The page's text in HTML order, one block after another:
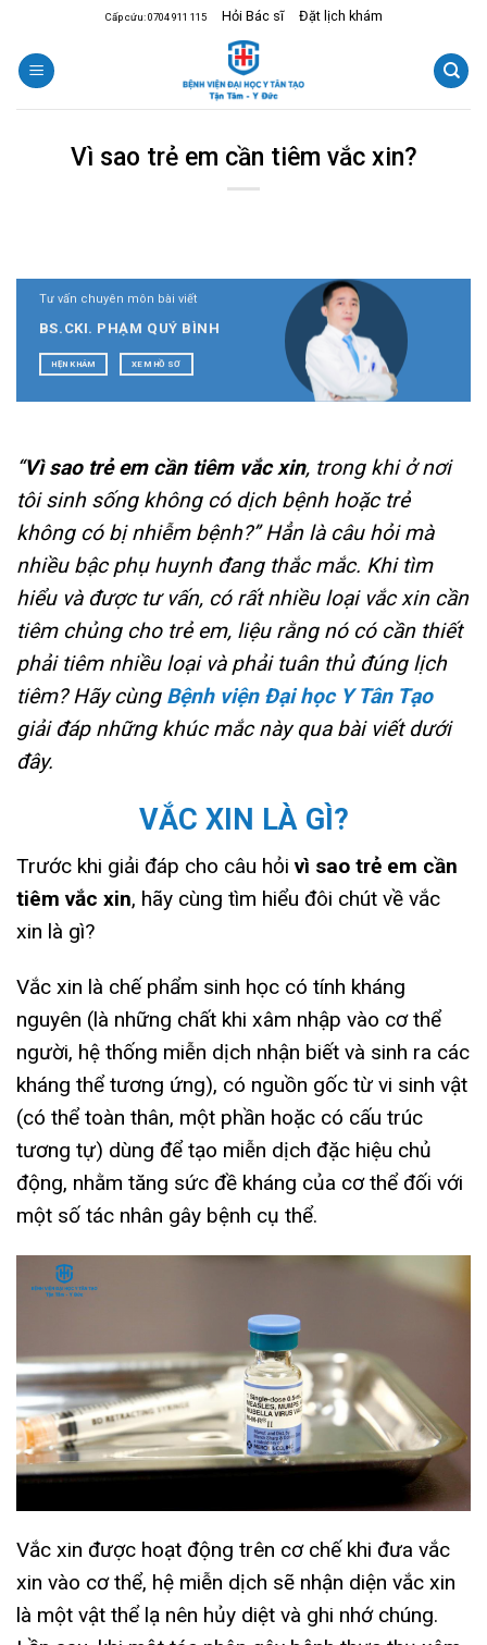
content
Cấp cứu: 0704 911 115 Hỏi Bác sĩ Đặt lịch khám
Vì sao trẻ em cần tiêm vắc xin?
Tư vấn chuyên môn bài viết
BS.CKI. PHẠM QUÝ BÌNH
HẸN KHÁM XEM HỒ SƠ
“Vì sao trẻ em cần tiêm vắc xin, trong khi ở nơi
tôi sinh sống không có dịch bệnh hoặc trẻ
không có bị nhiễm bệnh?” Hẳn là câu hỏi mà
nhiều bậc phụ huynh đang thắc mắc. Khi tìm
hiểu và được tư vấn, có rất nhiều loại vắc xin cần
tiêm chủng cho trẻ em, liệu rằng nó có cần thiết
phải tiêm nhiều loại và phải tuân thủ đúng lịch
tiêm? Hãy cùng Bệnh viện Đại học Y Tân Tạo
giải đáp những khúc mắc này qua bài viết dưới
đây.
VẮC XIN LÀ GÌ?
Trước khi giải đáp cho câu hỏivì sao trẻ em cần
tiêm vắc xin, hãy cùng tìm hiểu đôi chút về vắc
xin là gì?
Vắc xin là chế phẩm sinh học có tính kháng
nguyên (là những chất khi xâm nhập vào cơ thể
người, hệ thống miễn dịch nhận biết và sinh ra các
kháng thể tương ứng), có nguồn gốc từ vi sinh vật
(có thể toàn thân, một phần hoặc có cấu trúc
tương tự) dùng để tạo miễn dịch đặc hiệu chủ
động, nhằm tăng sức đề kháng của cơ thể đối với
một số tác nhân gây bệnh cụ thể.
Vắc xin được hoạt động trên cơ chế khi đưa vắc
xin vào cơ thể, hệ miễn dịch sẽ nhận diện vắc xin
là một vật thể lạ nên hủy diệt và ghi nhớ chúng.